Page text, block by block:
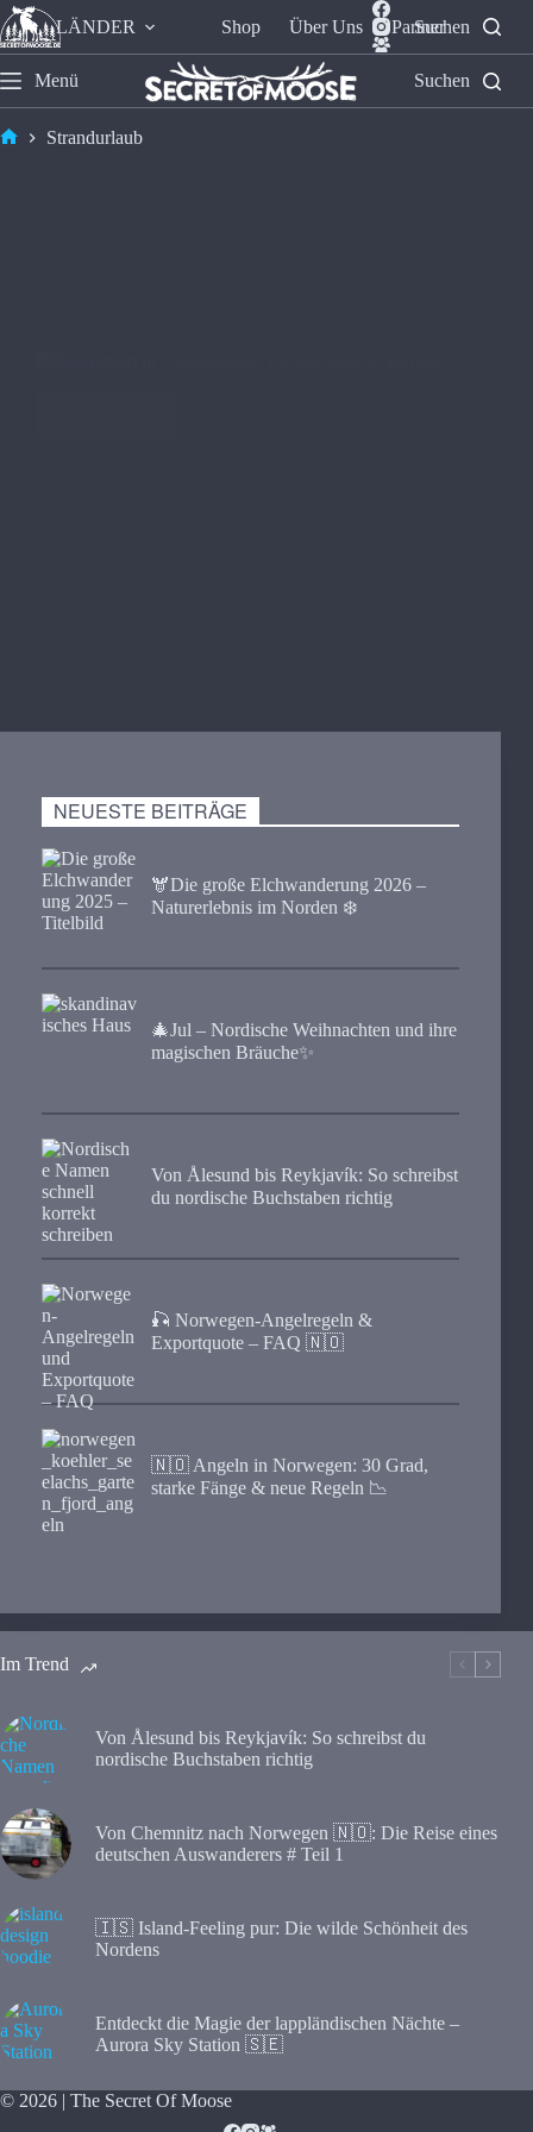
LÄNDER Shop Über Uns Partner
Suchen
Menü Suchen
Strandurlaub
NEUESTE BEITRÄGE
🫎​Die große Elchwanderung 2026 –
Naturerlebnis im Norden ❄️
🎄Jul – Nordische Weihnachten und ihre
magischen Bräuche✨
Von Ålesund bis Reykjavík: So schreibst
du nordische Buchstaben richtig
🎣 Norwegen-Angelregeln &
Exportquote – FAQ 🇳🇴
🇳🇴 Angeln in Norwegen: 30 Grad,
starke Fänge & neue Regeln 📉
Im Trend
Von Ålesund bis Reykjavík: So schreibst du
nordische Buchstaben richtig
Von Chemnitz nach Norwegen 🇳🇴: Die Reise eines
deutschen Auswanderers # Teil 1
🇮🇸 Island-Feeling pur: Die wilde Schönheit des
Nordens
Entdeckt die Magie der lappländischen Nächte –
Aurora Sky Station 🇸🇪
© 2026 | The Secret Of Moose